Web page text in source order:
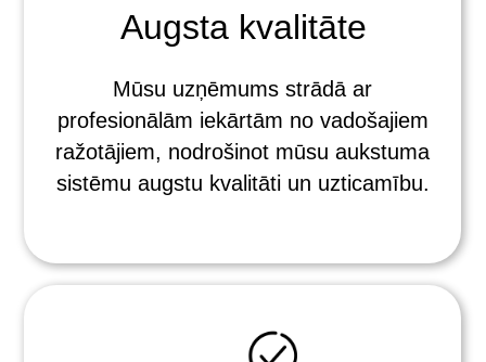
Mūsu uzņēmums strādā ar
profesionālām iekārtām no vadošajiem
ražotājiem, nodrošinot mūsu aukstuma
sistēmu augstu kvalitāti un uzticamību.
Augsta kvalitāte